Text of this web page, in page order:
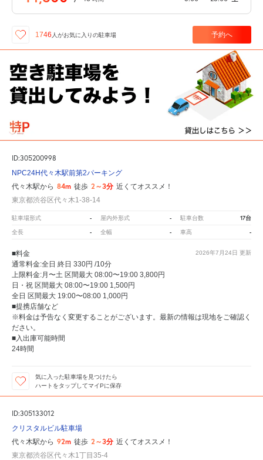
1746 人がお気に入りの駐車場 予約へ
ID:305200998
NPC24H代々木駅前第2パーキング
代々木駅から 84m 徒歩 2～3分 近くてオススメ！
東京都渋谷区代々木1-38-14
駐車場形式 - 屋内外形式 - 駐車台数 17台
全長 - 全幅 - 車高 -
2026年7月24日 更新
■料金
通常料金:全日 終日 330円 /10分
上限料金:月〜土 区間最大 08:00〜19:00 3,800円
日・祝 区間最大 08:00〜19:00 1,500円
全日 区間最大 19:00〜08:00 1,000円
■提携店舗など
※料金は予告なく変更することがございます。最新の情報は現地をご確認く
ださい。
■入出庫可能時間
24時間
気に入った駐車場を見つけたら
ハートをタップしてマイPに保存
ID:305133012
クリスタルビル駐車場
代々木駅から 92m 徒歩 2～3分 近くてオススメ！
東京都渋谷区代々木1丁目35-4